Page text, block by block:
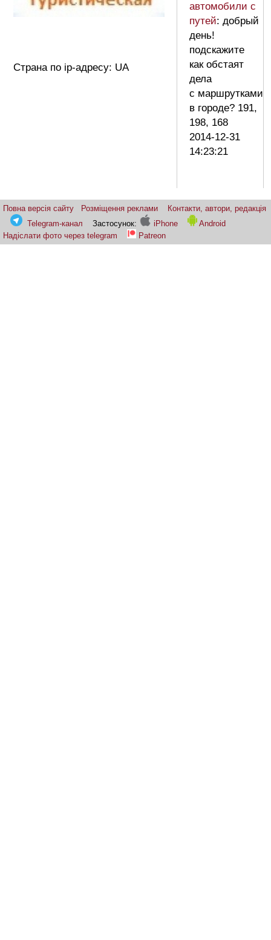
Страна по ip-адресу: UA
автомобили с
путей: добрый
день!
подскажите
как обстаят
дела
с маршрутками
в городе? 191,
198, 168
2014-12-31
14:23:21
Повна версія сайту Розміщення реклами
Контакти, автори, редакція
Telegram-канал
Застосунок: iPhone
Android
Надіслати фото через telegram
Patreon